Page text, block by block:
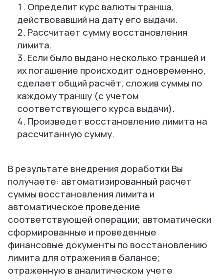
Определит курс валюты транша,
действовавший на дату его выдачи.
Рассчитает сумму восстановления
лимита.
Если было выдано несколько траншей и
их погашение происходит одновременно,
сделает общий расчёт, сложив суммы по
каждому траншу (с учетом
соответствующего курса выдачи).
Произведет восстановление лимита на
рассчитанную сумму.
В результате внедрения доработки Вы
получаете: автоматизированный расчет
суммы восстановления лимита и
автоматическое проведение
соответствующей операции; автоматически
сформированные и проведенные
финансовые документы по восстановлению
лимита для отражения в балансе;
отраженную в аналитическом учете